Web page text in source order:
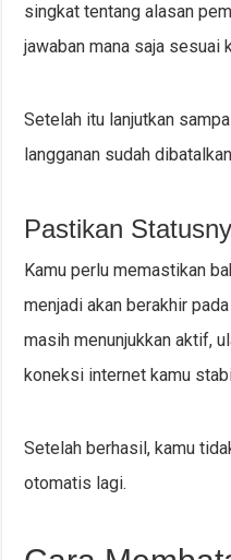
singkat tentang alasan
jawaban mana saja sesuai
Setelah itu lanjutkan
langganan sudah
Pastikan
Kamu perlu memastikan
menjadi akan berakhir
masih menunjukkan aktif,
koneksi internet kamu
Setelah berhasil, kamu
otomatis lagi.